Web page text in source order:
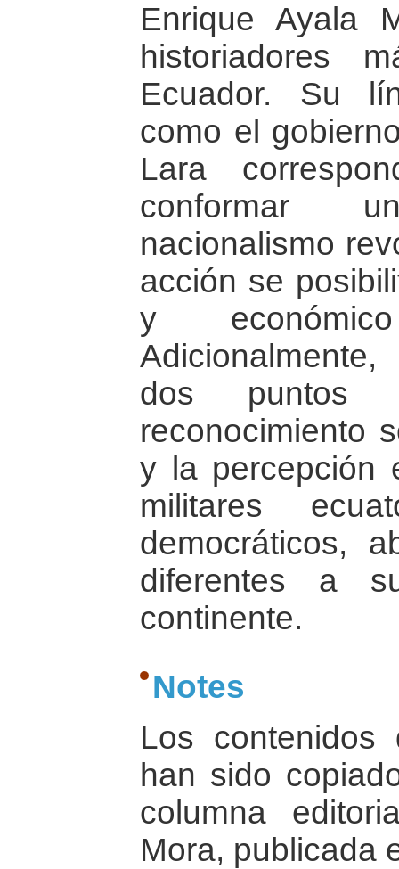
Enrique Ayala
historiadores
Ecuador. Su
como el
Lara
conformar
nacionalismo
acción se
y
dos puntos
reconocimiento
y la percepción
militares
democráticos,
diferentes a
continente.
Notes
Los
han sido
columna
Mora, publicada